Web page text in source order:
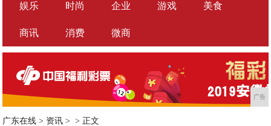
娱乐 时尚 企业 游戏 美食
商讯 消费 微商
广告
广东在线 > 资讯 > > 正文